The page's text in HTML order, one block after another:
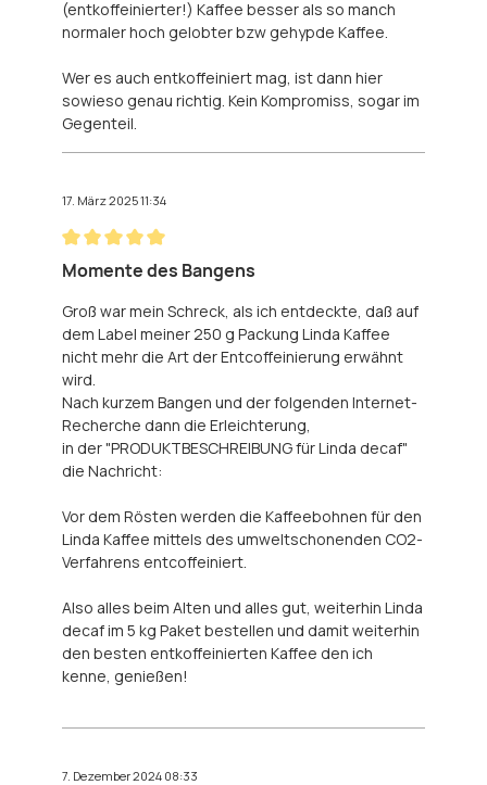
(entkoffeinierter!) Kaffee besser als so manch
normaler hoch gelobter bzw gehypde Kaffee.
Wer es auch entkoffeiniert mag, ist dann hier
sowieso genau richtig. Kein Kompromiss, sogar im
Gegenteil.
17. März 2025 11:34
Bewertung mit 5 von 5 Sternen
Momente des Bangens
Groß war mein Schreck, als ich entdeckte, daß auf
dem Label meiner 250 g Packung Linda Kaffee
nicht mehr die Art der Entcoffeinierung erwähnt
wird.
Nach kurzem Bangen und der folgenden Internet-
Recherche dann die Erleichterung,
in der "PRODUKTBESCHREIBUNG für Linda decaf"
die Nachricht:
Vor dem Rösten werden die Kaffeebohnen für den
Linda Kaffee mittels des umweltschonenden CO2-
Verfahrens entcoffeiniert.
Also alles beim Alten und alles gut, weiterhin Linda
decaf im 5 kg Paket bestellen und damit weiterhin
den besten entkoffeinierten Kaffee den ich
kenne, genießen!
7. Dezember 2024 08:33